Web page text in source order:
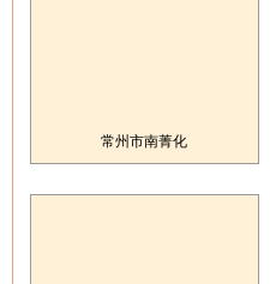
常州市南菁化